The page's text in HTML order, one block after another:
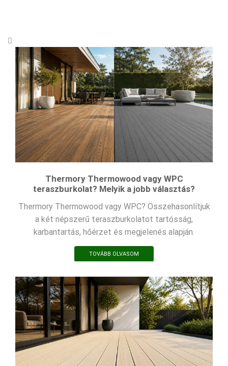
Thermory Thermowood vagy WPC
teraszburkolat? Melyik a jobb választás?
Thermory Thermowood vagy WPC? Összehasonlítjuk
a két népszerű teraszburkolatot tartósság,
karbantartás, hőérzet és megjelenés alapján.
TOVÁBB OLVASOM